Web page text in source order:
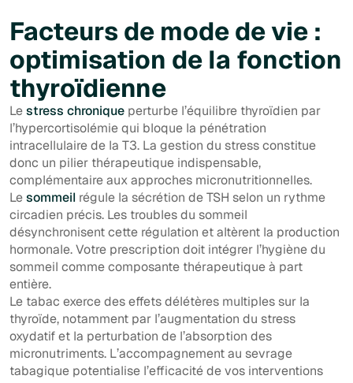
Facteurs de mode de vie :
optimisation de la fonction
thyroïdienne
Lestress chronique perturbe l’équilibre thyroïdien par
l’hypercortisolémie qui bloque la pénétration
intracellulaire de la T3. La gestion du stress constitue
donc un pilier thérapeutique indispensable,
complémentaire aux approches micronutritionnelles.
Lesommeil régule la sécrétion de TSH selon un rythme
circadien précis. Les troubles du sommeil
désynchronisent cette régulation et altèrent la production
hormonale. Votre prescription doit intégrer l’hygiène du
sommeil comme composante thérapeutique à part
entière.
Le tabac exerce des effets délétères multiples sur la
thyroïde, notamment par l’augmentation du stress
oxydatif et la perturbation de l’absorption des
micronutriments. L’accompagnement au sevrage
tabagique potentialise l’efficacité de vos interventions